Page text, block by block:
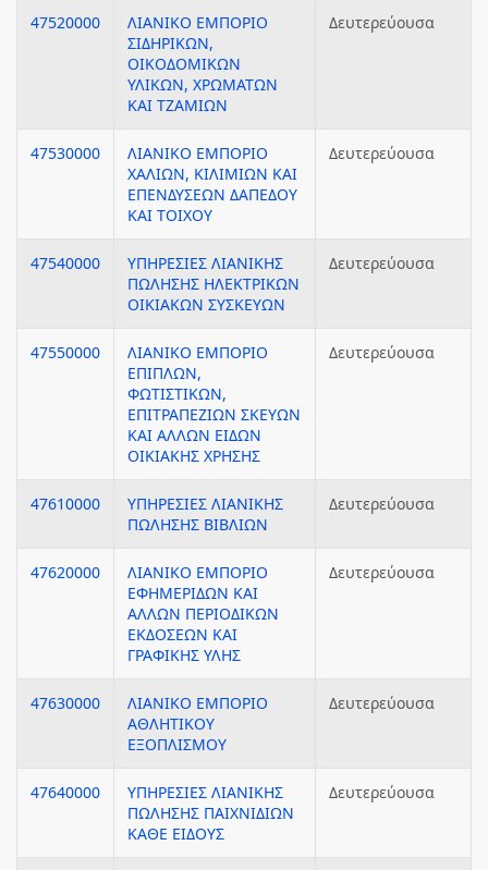
47520000
ΛΙΑΝΙΚΟ ΕΜΠΟΡΙΟ
ΣΙΔΗΡΙΚΩΝ,
ΟΙΚΟΔΟΜΙΚΩΝ
ΥΛΙΚΩΝ, ΧΡΩΜΑΤΩΝ
ΚΑΙ ΤΖΑΜΙΩΝ
Δευτερεύουσα
47530000
ΛΙΑΝΙΚΟ ΕΜΠΟΡΙΟ
ΧΑΛΙΩΝ, ΚΙΛΙΜΙΩΝ ΚΑΙ
ΕΠΕΝΔΥΣΕΩΝ ΔΑΠΕΔΟΥ
ΚΑΙ ΤΟΙΧΟΥ
Δευτερεύουσα
47540000
ΥΠΗΡΕΣΙΕΣ ΛΙΑΝΙΚΗΣ
ΠΩΛΗΣΗΣ ΗΛΕΚΤΡΙΚΩΝ
ΟΙΚΙΑΚΩΝ ΣΥΣΚΕΥΩΝ
Δευτερεύουσα
47550000
ΛΙΑΝΙΚΟ ΕΜΠΟΡΙΟ
ΕΠΙΠΛΩΝ,
ΦΩΤΙΣΤΙΚΩΝ,
ΕΠΙΤΡΑΠΕΖΙΩΝ ΣΚΕΥΩΝ
ΚΑΙ ΑΛΛΩΝ ΕΙΔΩΝ
ΟΙΚΙΑΚΗΣ ΧΡΗΣΗΣ
Δευτερεύουσα
47610000
ΥΠΗΡΕΣΙΕΣ ΛΙΑΝΙΚΗΣ
ΠΩΛΗΣΗΣ ΒΙΒΛΙΩΝ
Δευτερεύουσα
47620000
ΛΙΑΝΙΚΟ ΕΜΠΟΡΙΟ
ΕΦΗΜΕΡΙΔΩΝ ΚΑΙ
ΑΛΛΩΝ ΠΕΡΙΟΔΙΚΩΝ
ΕΚΔΟΣΕΩΝ ΚΑΙ
ΓΡΑΦΙΚΗΣ ΥΛΗΣ
Δευτερεύουσα
47630000
ΛΙΑΝΙΚΟ ΕΜΠΟΡΙΟ
ΑΘΛΗΤΙΚΟΥ
ΕΞΟΠΛΙΣΜΟΥ
Δευτερεύουσα
47640000
ΥΠΗΡΕΣΙΕΣ ΛΙΑΝΙΚΗΣ
ΠΩΛΗΣΗΣ ΠΑΙΧΝΙΔΙΩΝ
ΚΑΘΕ ΕΙΔΟΥΣ
Δευτερεύουσα